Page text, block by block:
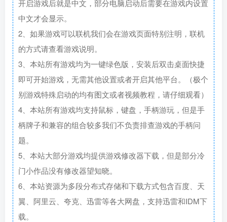
开启游戏后就是中文，部分电脑启动后需要在游戏内设置
中文才会显示。
2、如果游戏可以联机我们会在游戏页面特别注明，联机
的方式请查看游戏说明。
3、本站所有游戏均为一键绿色版，安装后双击桌面快捷
即可开始游戏，无需其他设置或者开启其他平台。（极个
别游戏特殊启动的均有图文或者视频教程，请仔细观看）
4、本站所有游戏均支持鼠标，键盘，手柄游玩，但是手
柄牌子和兼容的组合较多我们不负责排查游戏的手柄问
题。
5、本站大部分游戏均提供游戏修改器下载，但是部分冷
门小作品没有修改器望知晓。
6、本站资源为多段分布式存储和下载方式包含百度、天
翼、阿里云、夸克、迅雷等各大网盘，支持迅雷和IDM下
载。